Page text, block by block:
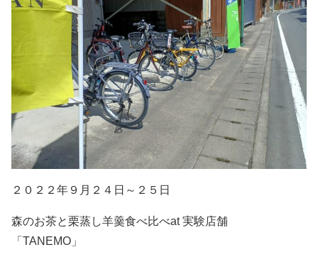
２０２２年９月２４日～２５日
森のお茶と栗蒸し羊羹食べ比べat 実験店舗
「TANEMO」